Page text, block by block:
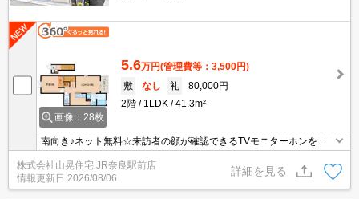
画像：28枚
5.6万円(管理費等：3,500円)
敷
なし 礼
80,000円
2階
1LDK 41.3m²
南向き♪ネット無料☆来訪者の顔が確認できるTVモニターホンを完
備！追い焚き機能でお風呂最後までぽかぽかあったか♪天気を気にせ
ず洗濯できちゃう浴室乾燥機を完備しています☆エアコン完備で
夏、冬快適に過ごせそう♪人気のカウンターキッチンでお料理を楽し
く♪他にもお部屋の照明、独立洗面台、室内洗濯機置き場など設備充
株式会社山晃住宅 JR奈良駅前店
情報更新日 2026/08/06
詳細を見る